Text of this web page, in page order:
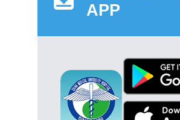
APP